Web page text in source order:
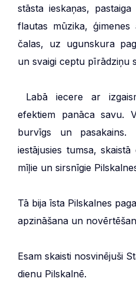
stāsta ieskaņas,
flautas mūzika,
čalas, uz ugunskura
un svaigi ceptu pīrādziņu
Labā iecere ar
efektiem panāca savu.
burvīgs un pasakains.
iestājusies tumsa,
mīļie un sirsnīgie
Tā bija īsta Pilskalnes
apzināšana un
Esam skaisti nosvinējuši
dienu Pilskalnē.